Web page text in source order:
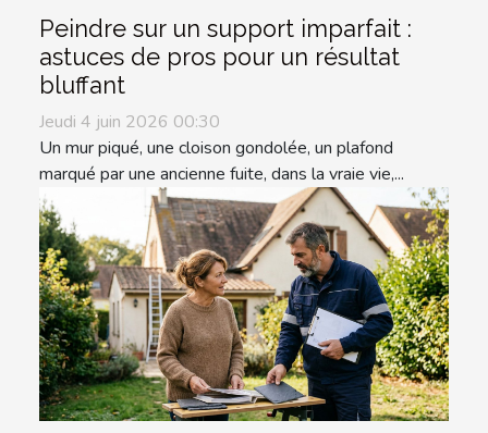
Peindre sur un support imparfait :
astuces de pros pour un résultat
bluffant
Jeudi 4 juin 2026 00:30
Un mur piqué, une cloison gondolée, un plafond
marqué par une ancienne fuite, dans la vraie vie,...